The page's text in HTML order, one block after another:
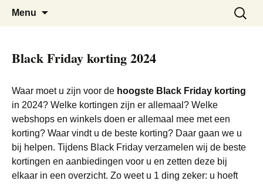
Black Friday Super SALE
De beste kortingen bij elkaar!
Menu
Zoeken
naar:
Black Friday korting 2024
Waar moet u zijn voor de hoogste Black Friday korting
in 2024? Welke kortingen zijn er allemaal? Welke
webshops en winkels doen er allemaal mee met een
korting? Waar vindt u de beste korting? Daar gaan we u
bij helpen. Tijdens Black Friday verzamelen wij de beste
kortingen en aanbiedingen voor u en zetten deze bij
elkaar in een overzicht. Zo weet u 1 ding zeker: u hoeft